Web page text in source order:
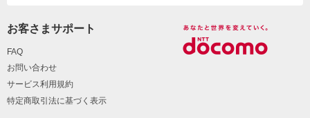
お客さまサポート
FAQ
お問い合わせ
サービス利用規約
特定商取引法に基づく表示